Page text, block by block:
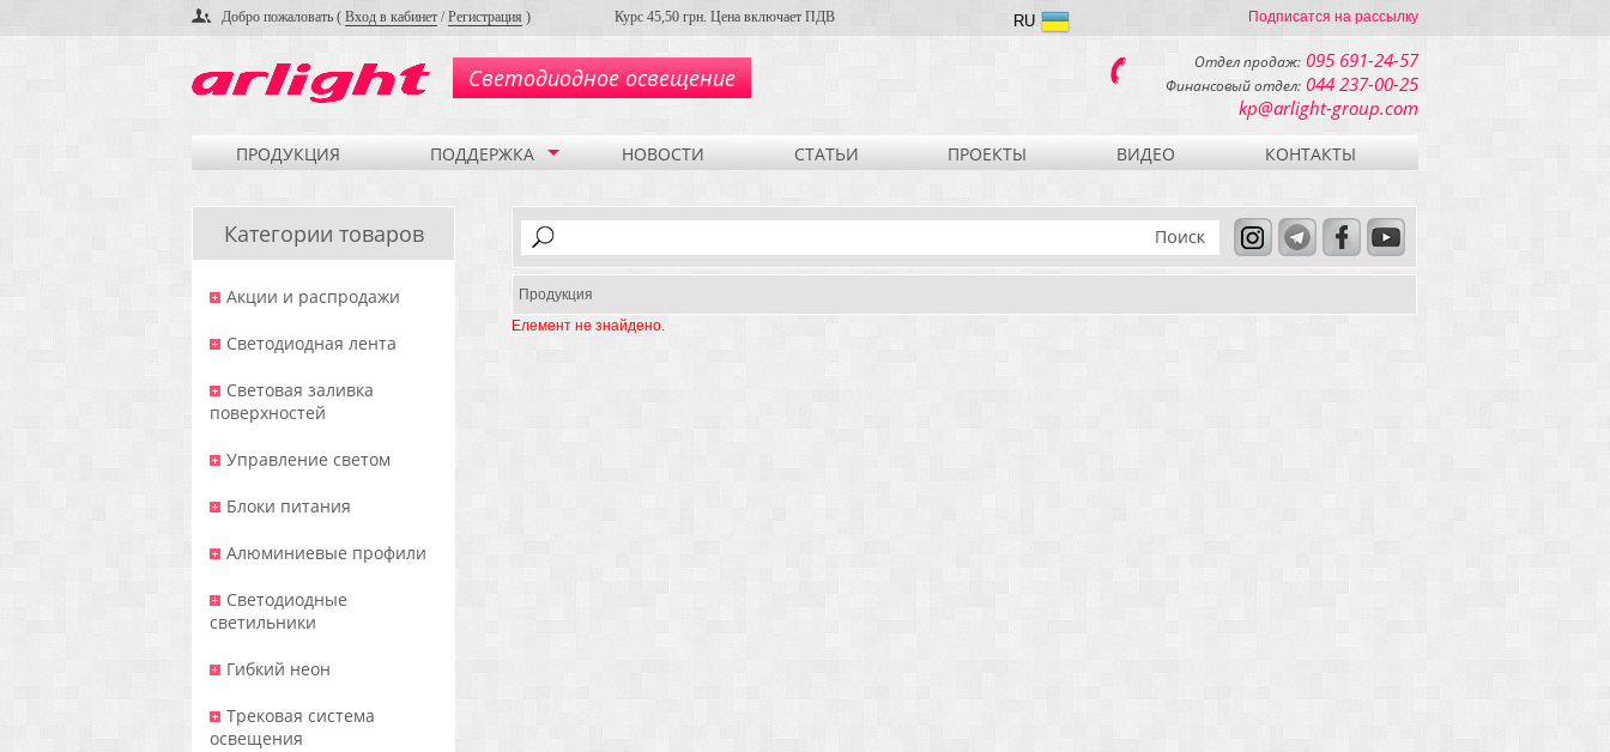
Добро пожаловать ( Вход в кабинет /Регистрация ) Курс 45,50 грн. Цена включает ПДВ Подписатся на рассылку
RU
Светодиодное освещение
Отдел продаж: 095 691-24-57
Финансовый отдел: 044 237-00-25
kp@arlight-group.com
ПРОДУКЦИЯ ПОДДЕРЖКА НОВОСТИ СТАТЬИ ПРОЕКТЫ ВИДЕО КОНТАКТЫ
Категории товаров
Акции и распродажи
Светодиодная лента
Световая заливка
поверхностей
Управление светом
Блоки питания
Алюминиевые профили
Светодиодные
светильники
Гибкий неон
Трековая система
освещения
Продукция
Елемент не знайдено.